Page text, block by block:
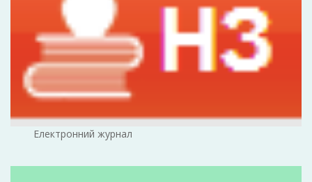
Електронний журнал